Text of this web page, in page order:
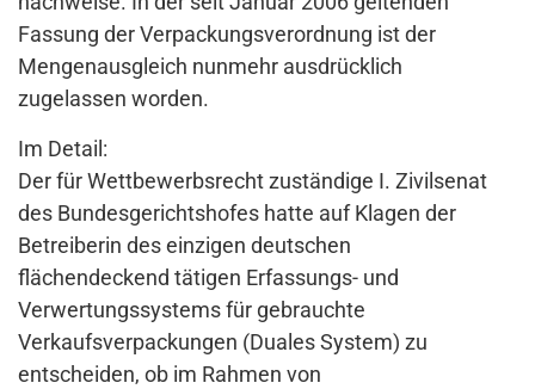
Fassung der Verpackungsverordnung ist der
Mengenausgleich nunmehr ausdrücklich
zugelassen worden.
Im Detail:
Der für Wettbewerbsrecht zuständige I. Zivilsenat
des Bundesgerichtshofes hatte auf Klagen der
Betreiberin des einzigen deutschen
flächendeckend tätigen Erfassungs- und
Verwertungssystems für gebrauchte
Verkaufsverpackungen (Duales System) zu
entscheiden, ob im Rahmen von